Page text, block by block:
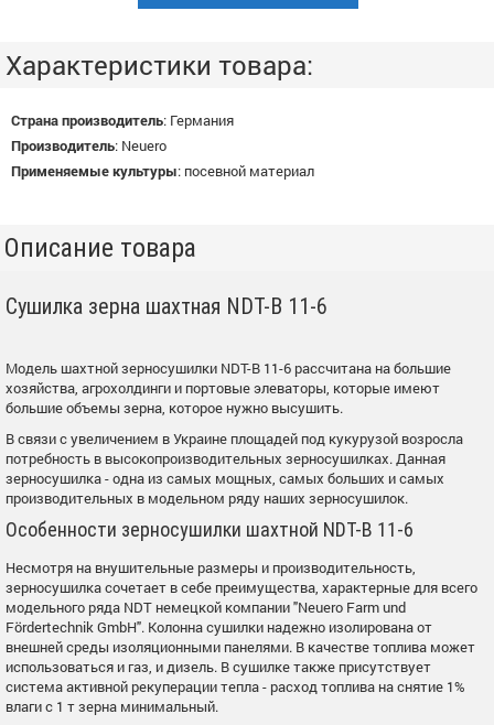
Характеристики товара:
Страна производитель: Германия
Производитель: Neuero
Применяемые культуры: посевной материал
Описание товара
Сушилка зерна шахтная NDT-B 11-6
Модель шахтной зерносушилки NDT-B 11-6 рассчитана на большие
хозяйства, агрохолдинги и портовые элеваторы, которые имеют
большие объемы зерна, которое нужно высушить.
В связи с увеличением в Украине площадей под кукурузой возросла
потребность в высокопроизводительных зерносушилках. Данная
зерносушилка - одна из самых мощных, самых больших и самых
производительных в модельном ряду наших зерносушилок.
Особенности зерносушилки шахтной NDT-B 11-6
Несмотря на внушительные размеры и производительность,
зерносушилка сочетает в себе преимущества, характерные для всего
модельного ряда NDT немецкой компании "Neuero Farm und
Fördertechnik GmbH". Колонна сушилки надежно изолирована от
внешней среды изоляционными панелями. В качестве топлива может
использоваться и газ, и дизель. В сушилке также присутствует
система активной рекуперации тепла - расход топлива на снятие 1%
влаги с 1 т зерна минимальный.